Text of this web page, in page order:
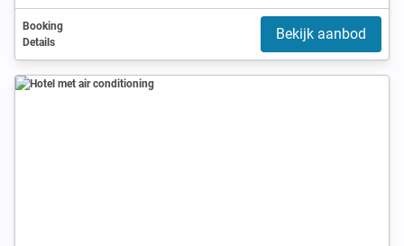
Booking
Details
Bekijk aanbod